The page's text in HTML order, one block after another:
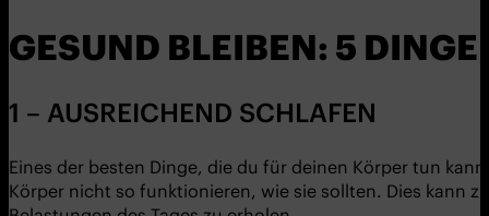
GESUND BLEIBEN: 5
1 – AUSREICHEND SCHLAFEN
Eines der besten Dinge, die du für deinen Körper tun
Körper nicht so funktionieren, wie sie sollten. Dies kann